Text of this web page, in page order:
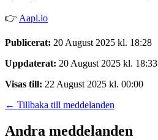
👉 Aapl.io
Publicerat: 20 August 2025 kl. 18:28
Uppdaterat: 20 August 2025 kl. 18:33
Visas till: 22 August 2025 kl. 00:00
← Tillbaka till meddelanden
Andra meddelanden